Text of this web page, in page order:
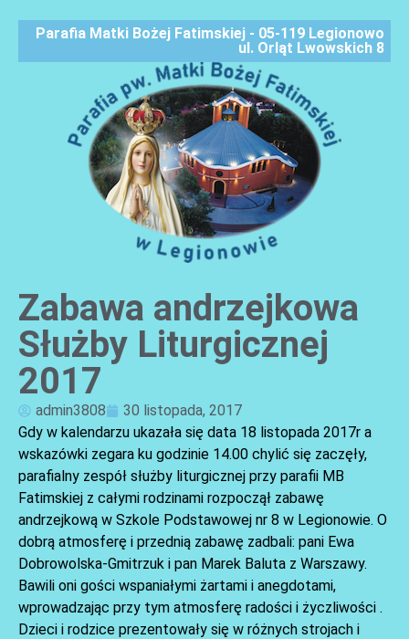
Parafia Matki Bożej Fatimskiej - 05-119 Legionowo
ul. Orląt Lwowskich 8
Zabawa andrzejkowa
Służby Liturgicznej
2017
admin3808
30 listopada, 2017
Gdy w kalendarzu ukazała się data 18 listopada 2017r a
wskazówki zegara ku godzinie 14.00 chylić się zaczęły,
parafialny zespół służby liturgicznej przy parafii MB
Fatimskiej z całymi rodzinami rozpoczął zabawę
andrzejkową w Szkole Podstawowej nr 8 w Legionowie. O
dobrą atmosferę i przednią zabawę zadbali: pani Ewa
Dobrowolska-Gmitrzuk i pan Marek Baluta z Warszawy.
Bawili oni gości wspaniałymi żartami i anegdotami,
wprowadzając przy tym atmosferę radości i życzliwości .
Dzieci i rodzice prezentowały się w różnych strojach i
AKTUALNOŚCI